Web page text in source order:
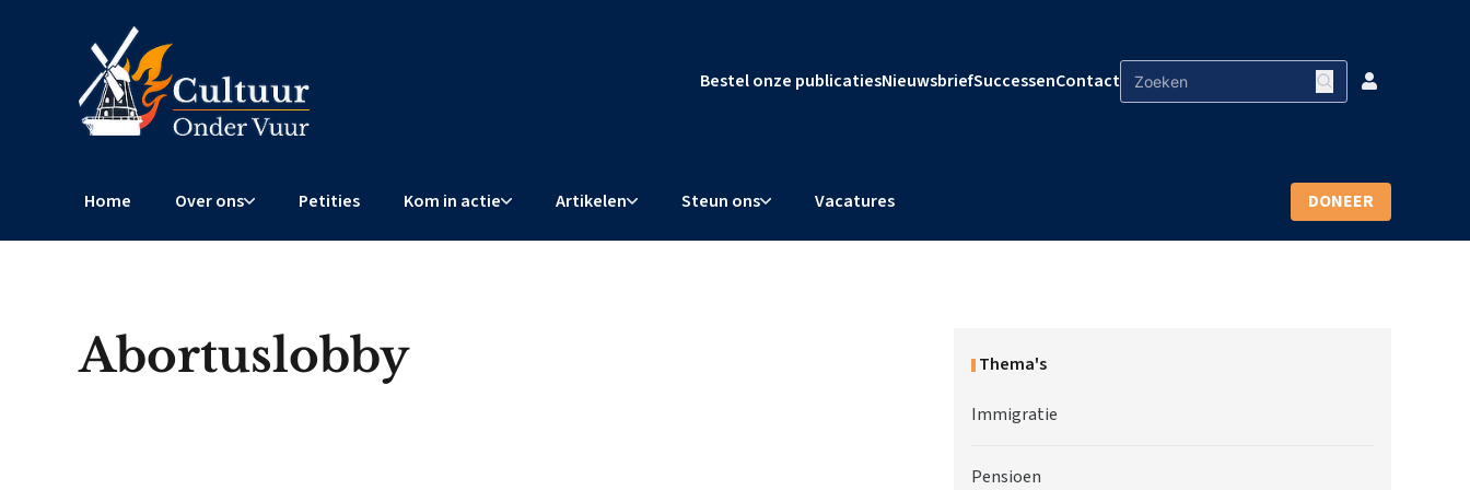
Bestel onze publicatiesNieuwsbriefSuccessenContact
Home Over ons Petities Kom in actie Artikelen Steun ons Vacatures DONEER
Abortuslobby Thema's
Immigratie
Pensioen